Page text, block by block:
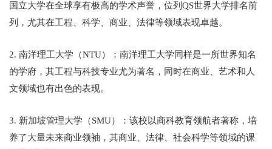
国立大学在全球享有极高的学术声誉，位列QS世界大学排名前
列，尤其在工程、科学、商业、法律等领域表现卓越。
2. 南洋理工大学（NTU）：南洋理工大学同样是一所世界知名
的学府，其工程与科技专业尤为著名，同时在商业、艺术和人
文领域也有出色的表现。
3. 新加坡管理大学（SMU）：该校以商科教育领航者著称，培
养了大量未来商业领袖，其商业、法律、社会科学等领域的课